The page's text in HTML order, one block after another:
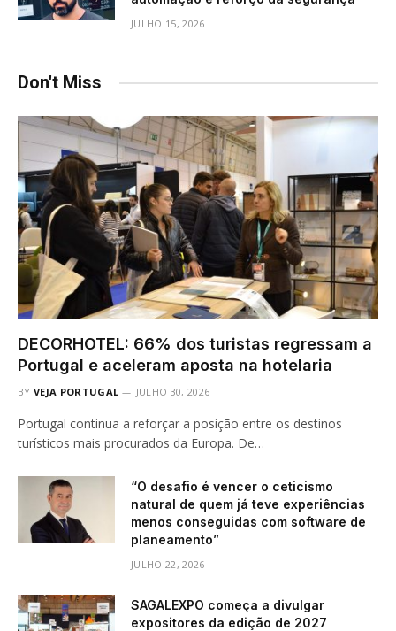
JULHO 15, 2026
Don't Miss
DECORHOTEL: 66% dos turistas regressam a
Portugal e aceleram aposta na hotelaria
BY VEJA PORTUGAL JULHO 30, 2026
Portugal continua a reforçar a posição entre os destinos
turísticos mais procurados da Europa. De…
“O desafio é vencer o ceticismo
natural de quem já teve experiências
menos conseguidas com software de
planeamento”
JULHO 22, 2026
SAGALEXPO começa a divulgar
expositores da edição de 2027